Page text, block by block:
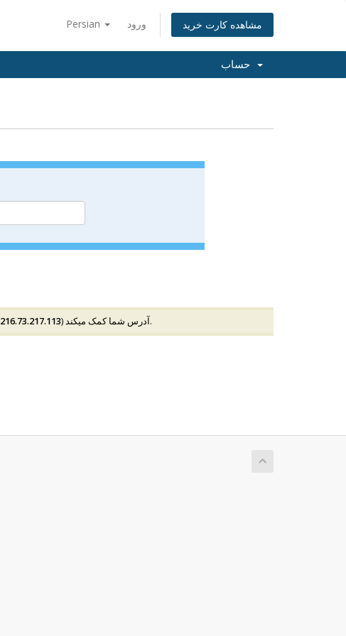
Persian ورود مشاهده کارت خرید
فرم سفارش در محیط امنی ایجاد میشود و به جلوگیری از تقلب با IP آدرس شما کمک میکند (216.73.217.113 ) وارد شده است.